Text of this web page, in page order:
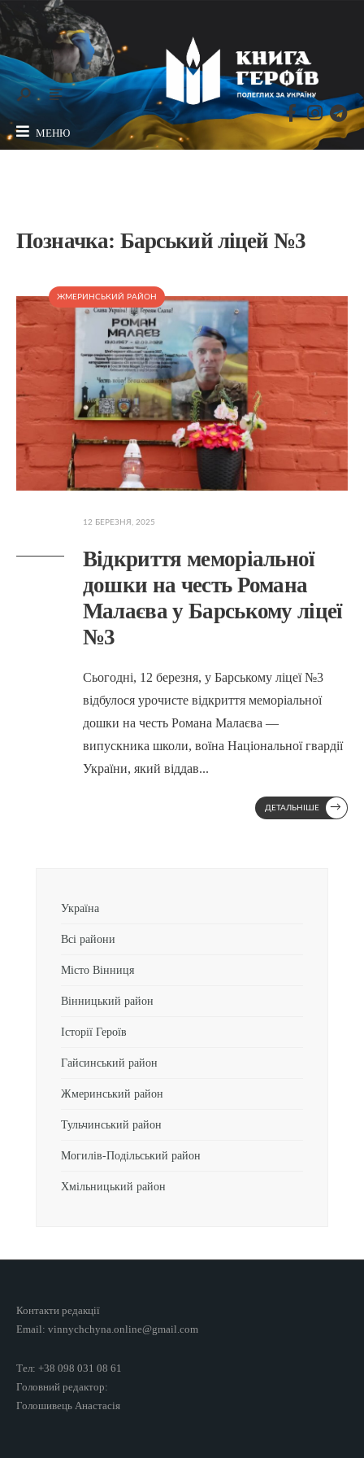
МЕНЮ
Позначка: Барський ліцей №3
ЖМЕРИНСЬКИЙ РАЙОН
12 БЕРЕЗНЯ, 2025
Відкриття меморіальної
дошки на честь Романа
Малаєва у Барському ліцеї
№3
Сьогодні, 12 березня, у Барському ліцеї №3
відбулося урочисте відкриття меморіальної
дошки на честь Романа Малаєва —
випускника школи, воїна Національної гвардії
України, який віддав...
ДЕТАЛЬНІШЕ →
Україна
Всі райони
Місто Вінниця
Вінницький район
Історії Героїв
Гайсинський район
Жмеринський район
Тульчинський район
Могилів-Подільський район
Хмільницький район
Контакти редакції
Email: vinnychchyna.online@gmail.com
Тел: +38 098 031 08 61
Головний редактор:
Голошивець Анастасія